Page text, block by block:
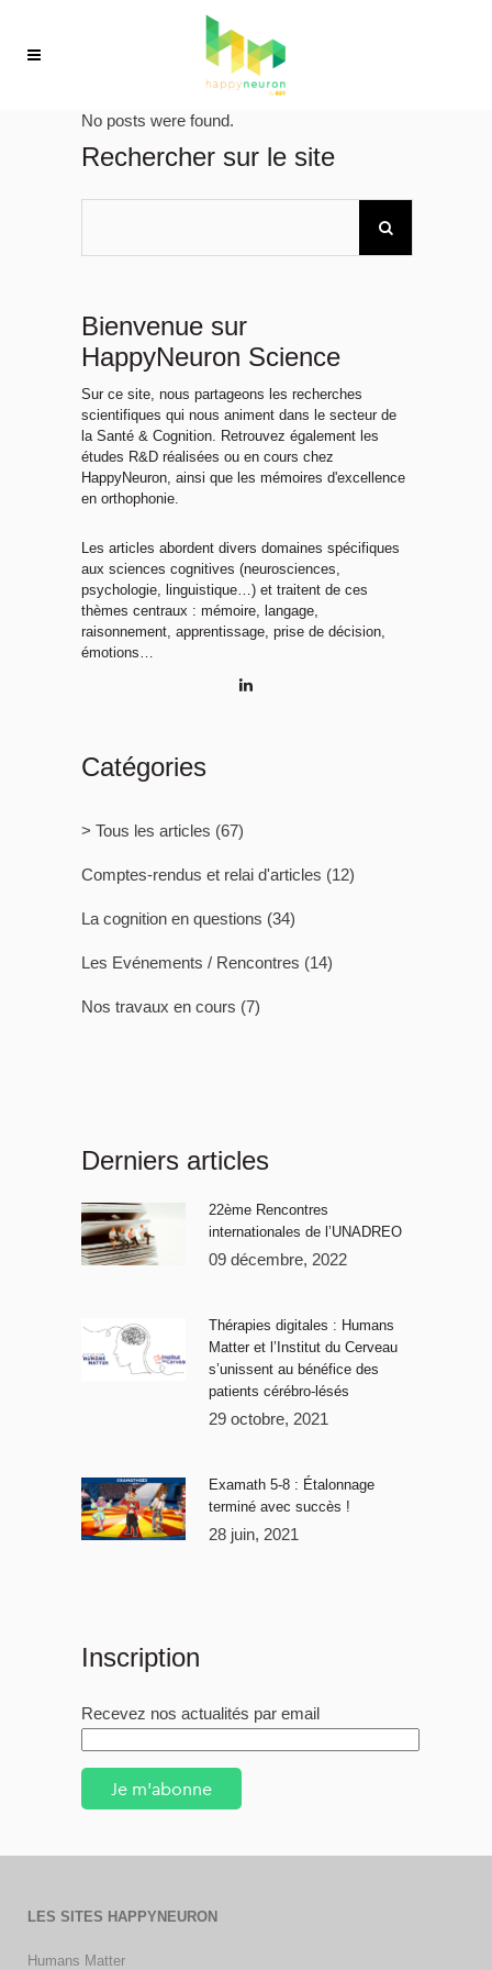
No posts were found.
Rechercher sur le site
Bienvenue sur
HappyNeuron Science
Sur ce site, nous partageons les recherches
scientifiques qui nous animent dans le secteur de
la Santé & Cognition. Retrouvez également les
études R&D réalisées ou en cours chez
HappyNeuron, ainsi que les mémoires d'excellence
en orthophonie.
Les articles abordent divers domaines spécifiques
aux sciences cognitives (neurosciences,
psychologie, linguistique…) et traitent de ces
thèmes centraux : mémoire, langage,
raisonnement, apprentissage, prise de décision,
émotions…
Catégories
> Tous les articles (67)
Comptes-rendus et relai d'articles (12)
La cognition en questions (34)
Les Evénements / Rencontres (14)
Nos travaux en cours (7)
Derniers articles
22ème Rencontres
internationales de l’UNADREO
09 décembre, 2022
Thérapies digitales : Humans
Matter et l’Institut du Cerveau
s’unissent au bénéfice des
patients cérébro-lésés
29 octobre, 2021
Examath 5-8 : Étalonnage
terminé avec succès !
28 juin, 2021
Inscription
Recevez nos actualités par email
Je m'abonne
LES SITES HAPPYNEURON
Humans Matter